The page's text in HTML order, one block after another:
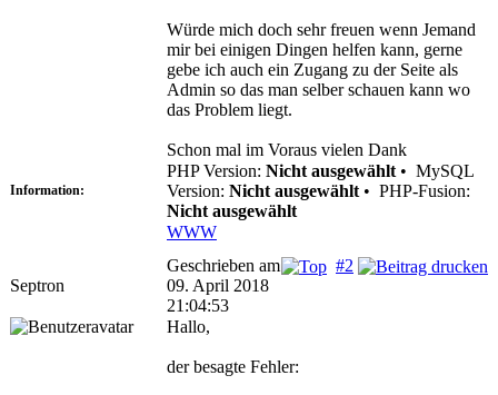
Würde mich doch sehr freuen wenn Jemand
mir bei einigen Dingen helfen kann, gerne
gebe ich auch ein Zugang zu der Seite als
Admin so das man selber schauen kann wo
das Problem liegt.
Schon mal im Voraus vielen Dank
Information:
PHP Version: Nicht ausgewählt • MySQL
Version: Nicht ausgewählt • PHP-Fusion:
Nicht ausgewählt
WWW
Septron
#2
Geschrieben am
09. April 2018
21:04:53
Hallo,
der besagte Fehler: